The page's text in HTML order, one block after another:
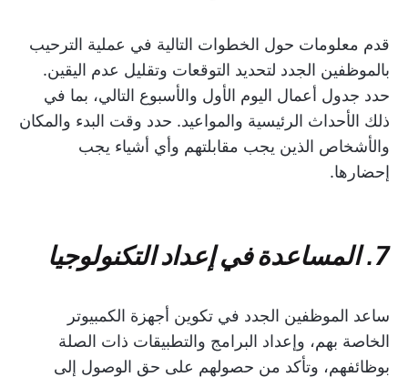
قدم معلومات حول الخطوات التالية في عملية الترحيب
بالموظفين الجدد لتحديد التوقعات وتقليل عدم اليقين.
حدد جدول أعمال اليوم الأول والأسبوع التالي، بما في
ذلك الأحداث الرئيسية والمواعيد. حدد وقت البدء والمكان
والأشخاص الذين يجب مقابلتهم وأي أشياء يجب
إحضارها.
7. المساعدة في إعداد التكنولوجيا
ساعد الموظفين الجدد في تكوين أجهزة الكمبيوتر
الخاصة بهم، وإعداد البرامج والتطبيقات ذات الصلة
بوظائفهم، وتأكد من حصولهم على حق الوصول إلى